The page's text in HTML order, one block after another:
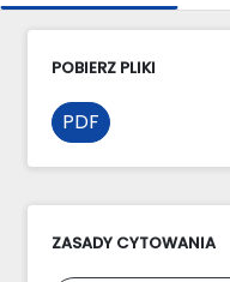
POBIERZ PLIKI
PDF
ZASADY CYTOWANIA